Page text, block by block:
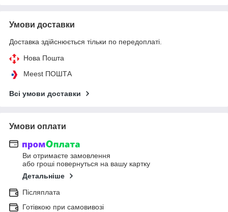
Умови доставки
Доставка здійснюється тільки по передоплаті.
Нова Пошта
Meest ПОШТА
Всі умови доставки
Умови оплати
Ви отримаєте замовлення
або гроші повернуться на вашу картку
Детальніше
Післяплата
Готівкою при самовивозі